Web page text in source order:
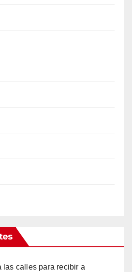
las calles para recibir a